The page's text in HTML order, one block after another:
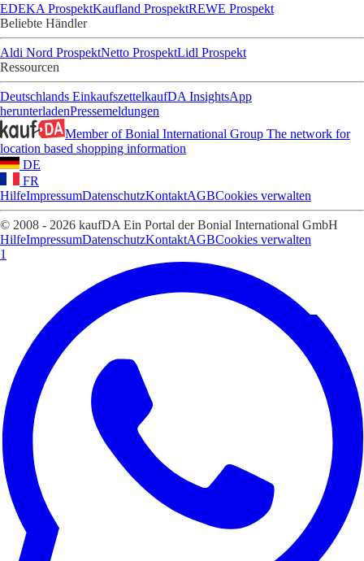
EDEKA ProspektKaufland ProspektREWE Prospekt
Beliebte Händler
Aldi Nord ProspektNetto ProspektLidl Prospekt
Ressourcen
Deutschlands EinkaufszettelkaufDA InsightsApp
herunterladenPressemeldungen
Member of Bonial International Group The network for
location based shopping information
DE
FR
HilfeImpressumDatenschutzKontaktAGBCookies verwalten
© 2008 - 2026 kaufDA Ein Portal der Bonial International GmbH
HilfeImpressumDatenschutzKontaktAGBCookies verwalten
1